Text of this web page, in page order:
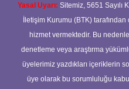
Yasal Uyarı: Sitemiz, 5651 Sayılı
İletişim Kurumu (BTK)
hizmet vermektedir. Bu
denetleme veya araştırma
üyelerimiz yazdıkları içeriklerin
üye olarak bu sorumluluğu